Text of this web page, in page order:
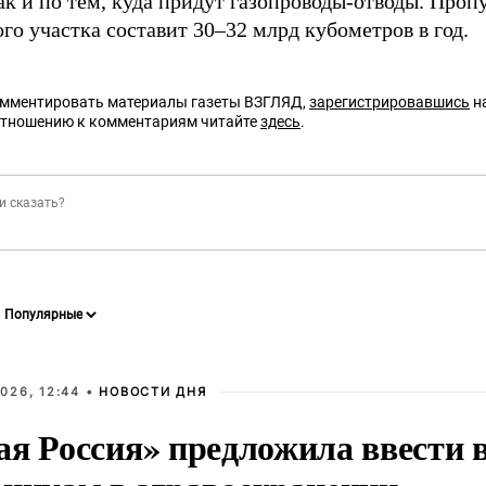
участка составит 30–32 млрд кубометров в год.
материалы газеты ВЗГЛЯД, зарегистрировавшись
к комментариям читайтездесь.
12:44 • НОВОСТИ ДНЯ
Россия» предложила